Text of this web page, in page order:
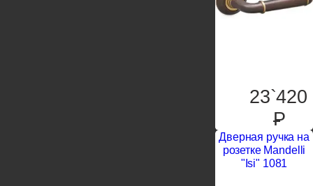
23`420
P
Дверная ручка на
розетке Mandelli
"Isi" 1081